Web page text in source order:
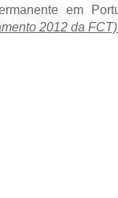
em
2012 da FCT)